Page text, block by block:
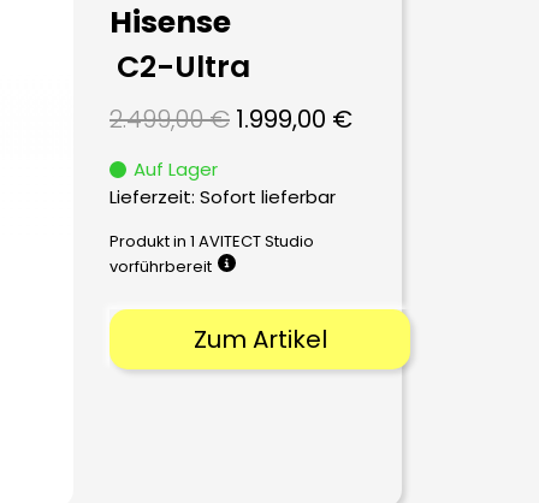
Hisense
C2-Ultra
2.499,00€ Ursprünglicher
war:
1.999,00 €Aktueller
Auf Lager
Lieferzeit: Sofort lieferbar
Produkt in 1 AVITECT Studio
vorführbereit
Zum Artikel